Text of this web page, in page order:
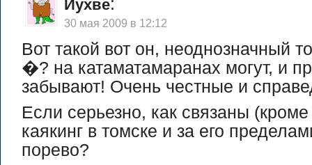
Йухве
30 мая 2009 в 12:12
Вот такой вот он, неоднозначный
�? на катаматамаранах могут, и
забывают! Очень честные и
Если серьезно, как связаны
каякинг в томске и за его
порево?